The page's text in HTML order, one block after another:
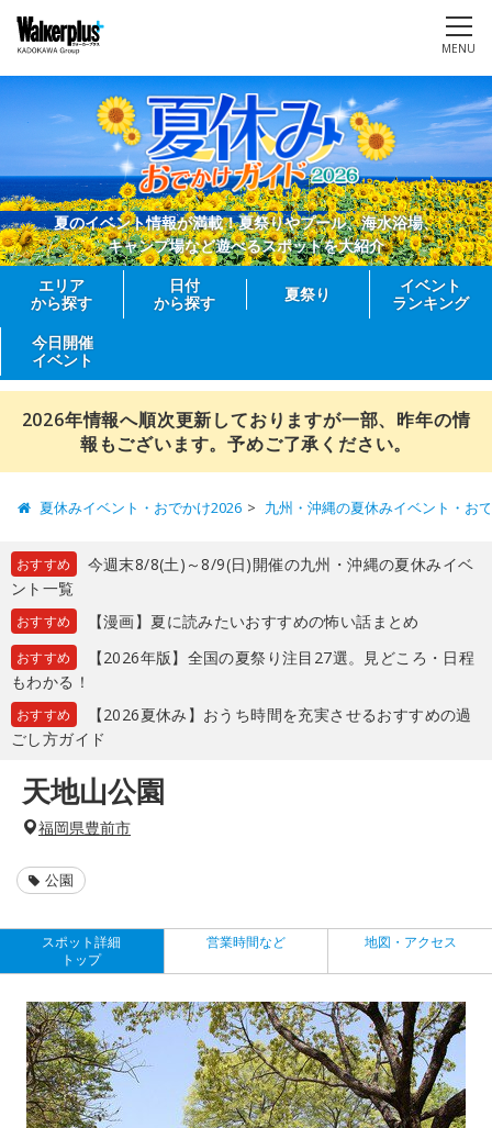
MENU
夏のイベント情報が満載！夏祭りやプール、海水浴場、
キャンプ場など遊べるスポットを大紹介
エリア
から探す
日付
から探す
夏祭り
イベント
ランキング
今日開催
イベント
2026年情報へ順次更新しておりますが一部、昨年の情
報もございます。予めご了承ください。
夏休みイベント・おでかけ2026 九州・沖縄の夏休みイベント・お
おすすめ
今週末8/8(土)～8/9(日)開催の九州・沖縄の夏休みイベ
ント一覧
おすすめ 【漫画】夏に読みたいおすすめの怖い話まとめ
おすすめ
【2026年版】全国の夏祭り注目27選。見どころ・日程
もわかる！
おすすめ
【2026夏休み】おうち時間を充実させるおすすめの過
ごし方ガイド
天地山公園
福岡県豊前市
公園
スポット詳細
トップ
営業時間など 地図・アクセス